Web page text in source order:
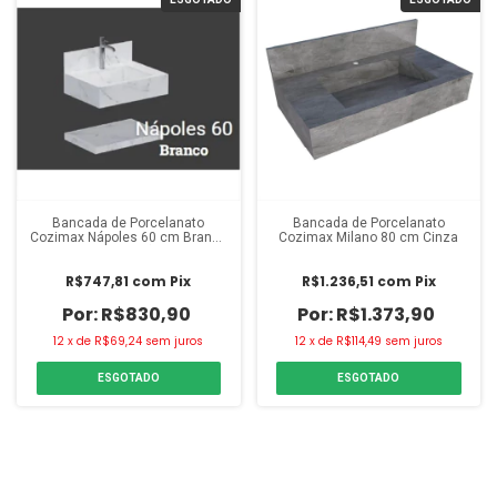
Bancada de Porcelanato
Cozimax Nápoles 60 cm Branca
R$830,90
R$747,81 com Pix
12 xde R$69,24 sem juros
ESGOTADO
Bancada de Porcelanato
Cozimax Milano 80 cm Cinza
R$1.373,90
R$1.236,51 com Pix
12 x de R$114,49 sem juros
ESGOTADO